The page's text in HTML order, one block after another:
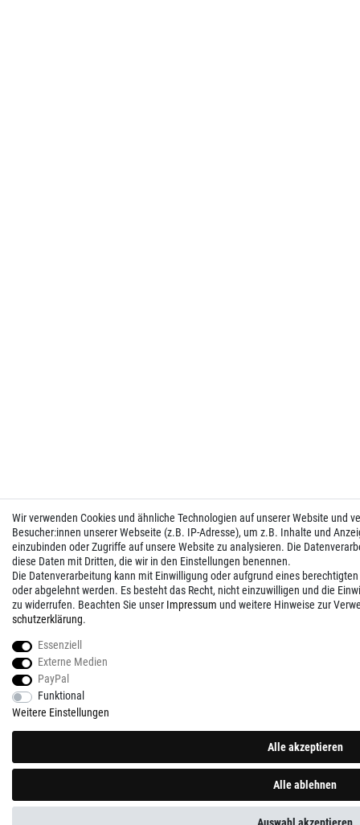
Wir verwenden Cookies und ähnliche Technologien auf unserer Website und
Besucher:innen unserer Webseite (z.B. IP-Adresse), um z.B. Inhalte und
einzubinden oder Zugriffe auf unsere Website zu analysieren. Die
diese Daten mit Dritten, die wir in den Einstellungen benennen.
Die Datenverarbeitung kann mit Einwilligung oder aufgrund eines
oder abgelehnt werden. Es besteht das Recht, nicht einzuwilligen und die
zu widerrufen. Beachten Sie unser Impressum und weitere Hinweise zur
schutz­erklärung.
Essenziell
Externe Medien
PayPal
Funktional
Weitere Einstellungen
Alle akzeptieren
Alle ablehnen
Auswahl akzeptieren